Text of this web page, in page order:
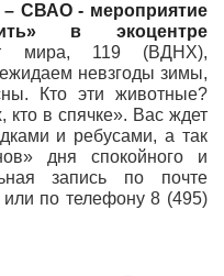
– СВАО - мероприятие
в экоцентре
мира, 119 (ВДНХ),
невзгоды зимы,
Кто эти животные?
в спячке». Вас ждет
и ребусами, а так
дня спокойного и
запись по почте
по телефону 8 (495)